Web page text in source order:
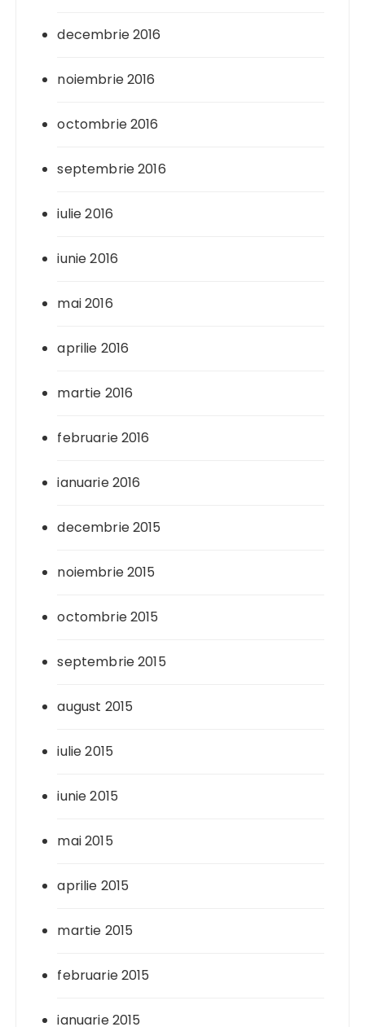
decembrie 2016
noiembrie 2016
octombrie 2016
septembrie 2016
iulie 2016
iunie 2016
mai 2016
aprilie 2016
martie 2016
februarie 2016
ianuarie 2016
decembrie 2015
noiembrie 2015
octombrie 2015
septembrie 2015
august 2015
iulie 2015
iunie 2015
mai 2015
aprilie 2015
martie 2015
februarie 2015
ianuarie 2015